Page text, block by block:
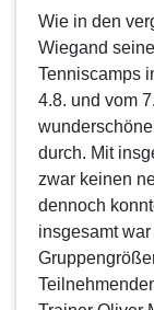
Wie in den
Wiegand
Tenniscamps
4.8. und vom
durch. Mit
zwar keinen
dennoch
insgesamt